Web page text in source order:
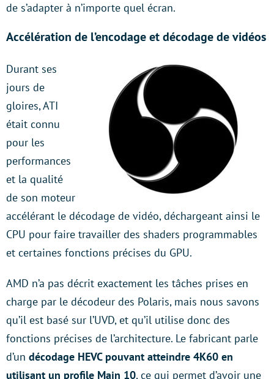
de s’adapter à n’importe quel écran.
Accélération de l’encodage et décodage de vidéos
Durant ses
jours de
gloires, ATI
était connu
pour les
performances
et la qualité
de son moteur
accélérant le décodage de vidéo, déchargeant ainsi le
CPU pour faire travailler des shaders programmables
et certaines fonctions précises du GPU.
AMD n’a pas décrit exactement les tâches prises en
charge par le décodeur des Polaris, mais nous savons
qu’il est basé sur l’UVD, et qu’il utilise donc des
fonctions précises de l’architecture. Le fabricant parle
d’un décodage HEVC pouvant atteindre 4K60 en
utilisant un profile Main 10, ce qui permet d’avoir une